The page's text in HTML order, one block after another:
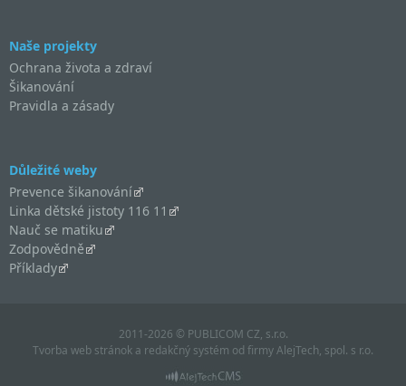
Naše projekty
Ochrana života a zdraví
Šikanování
Pravidla a zásady
Důležité weby
Prevence šikanování
Linka dětské jistoty 116 11
Nauč se matiku
Zodpovědně
Příklady
2011-2026 © PUBLICOM CZ, s.r.o.
Tvorba web stránok a redakčný systém od firmyAlejTech, spol. s r.o.